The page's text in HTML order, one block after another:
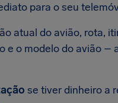
para o seu
atual do avião, rota,
e o modelo do avião –
se tiver dinheiro a